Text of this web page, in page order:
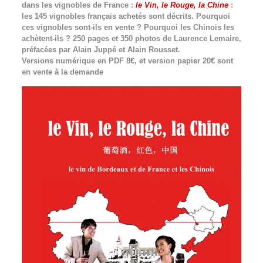
dans les vignobles de France : le Vin, le Rouge, la Chine:
les 145 vignobles français achetés sont décrits. Pourquoi
ces vignobles sont-ils en vente ? Pourquoi les Chinois les
achètent-ils ? 250 pages et 350 photos de Laurence Lemaire,
préfacées par Alain Juppé et Alain Rousset.
Versions numérique en PDF 8€, et version papier 20€ sont
en vente à la demande